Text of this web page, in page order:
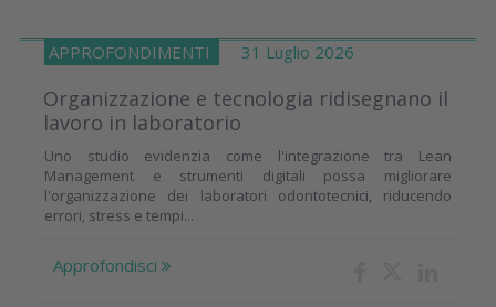
APPROFONDIMENTI 31 Luglio 2026
Organizzazione e tecnologia ridisegnano il
lavoro in laboratorio
Uno studio evidenzia come l'integrazione tra Lean
Management e strumenti digitali possa migliorare
l'organizzazione dei laboratori odontotecnici, riducendo
errori, stress e tempi...
Approfondisci